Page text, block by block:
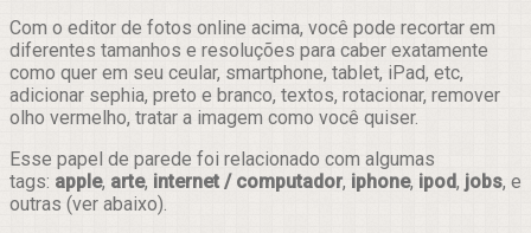
Com o editor de fotos online acima, você pode recortar em
diferentes tamanhos e resoluções para caber exatamente
como quer em seu ceular, smartphone, tablet, iPad, etc,
adicionar sephia, preto e branco, textos, rotacionar, remover
olho vermelho, tratar a imagem como você quiser.
Esse papel de parede foi relacionado com algumas
tags: apple, arte, internet / computador, iphone, ipod, jobs, e
outras (ver abaixo).